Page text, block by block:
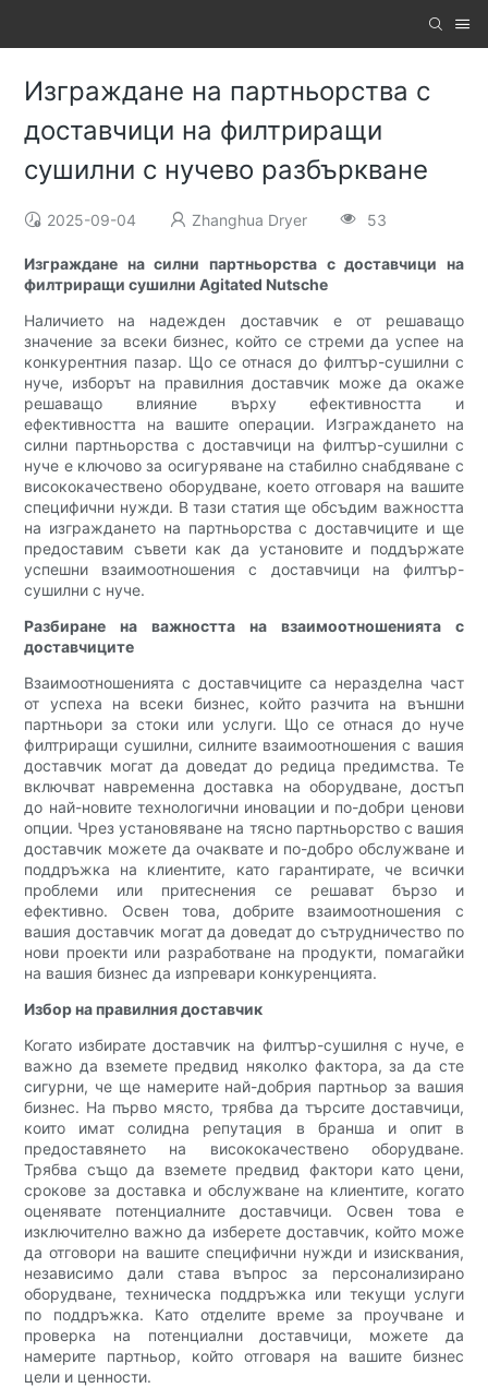
Изграждане на партньорства с
доставчици на филтриращи
сушилни с нучево разбъркване
2025-09-04 Zhanghua Dryer 53
Изграждане на силни партньорства с доставчици на
филтриращи сушилни Agitated Nutsche
Наличието на надежден доставчик е от решаващо
значение за всеки бизнес, който се стреми да успее на
конкурентния пазар. Що се отнася до филтър-сушилни с
нуче, изборът на правилния доставчик може да окаже
решаващо влияние върху ефективността и
ефективността на вашите операции. Изграждането на
силни партньорства с доставчици на филтър-сушилни с
нуче е ключово за осигуряване на стабилно снабдяване с
висококачествено оборудване, което отговаря на вашите
специфични нужди. В тази статия ще обсъдим важността
на изграждането на партньорства с доставчиците и ще
предоставим съвети как да установите и поддържате
успешни взаимоотношения с доставчици на филтър-
сушилни с нуче.
Разбиране на важността на взаимоотношенията с
доставчиците
Взаимоотношенията с доставчиците са неразделна част
от успеха на всеки бизнес, който разчита на външни
партньори за стоки или услуги. Що се отнася до нуче
филтриращи сушилни, силните взаимоотношения с вашия
доставчик могат да доведат до редица предимства. Те
включват навременна доставка на оборудване, достъп
до най-новите технологични иновации и по-добри ценови
опции. Чрез установяване на тясно партньорство с вашия
доставчик можете да очаквате и по-добро обслужване и
поддръжка на клиентите, като гарантирате, че всички
проблеми или притеснения се решават бързо и
ефективно. Освен това, добрите взаимоотношения с
вашия доставчик могат да доведат до сътрудничество по
нови проекти или разработване на продукти, помагайки
на вашия бизнес да изпревари конкуренцията.
Избор на правилния доставчик
Когато избирате доставчик на филтър-сушилня с нуче, е
важно да вземете предвид няколко фактора, за да сте
сигурни, че ще намерите най-добрия партньор за вашия
бизнес. На първо място, трябва да търсите доставчици,
които имат солидна репутация в бранша и опит в
предоставянето на висококачествено оборудване.
Трябва също да вземете предвид фактори като цени,
срокове за доставка и обслужване на клиентите, когато
оценявате потенциалните доставчици. Освен това е
изключително важно да изберете доставчик, който може
да отговори на вашите специфични нужди и изисквания,
независимо дали става въпрос за персонализирано
оборудване, техническа поддръжка или текущи услуги
по поддръжка. Като отделите време за проучване и
проверка на потенциални доставчици, можете да
намерите партньор, който отговаря на вашите бизнес
цели и ценности.